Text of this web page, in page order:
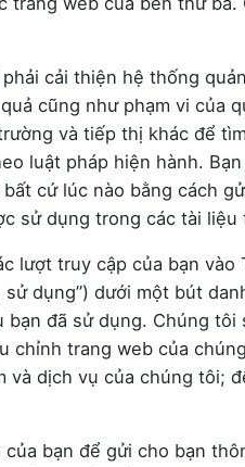
cải thiện hệ thống
cũng như phạm vi của
và tiếp thị khác để
luật pháp hiện hành.
cứ lúc nào bằng cách
sử dụng trong các tài liệu
lượt truy cập của bạn
dụng”) dưới một bút
đã sử dụng. Chúng
trang web của
dịch vụ của chúng tôi;
bạn để gửi cho bạn